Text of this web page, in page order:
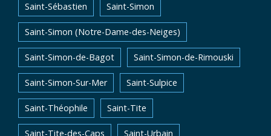
Saint-Sébastien Saint-Simon
Saint-Simon (Notre-Dame-des-Neiges)
Saint-Simon-de-Bagot Saint-Simon-de-Rimouski
Saint-Simon-Sur-Mer Saint-Sulpice
Saint-Théophile Saint-Tite
Saint-Tite-des-Caps Saint-Urbain